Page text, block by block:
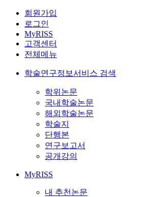
회원가입
로그인
MyRISS
고객센터
전체메뉴
학술연구정보서비스 검색
학위논문
국내학술논문
해외학술논문
학술지
단행본
연구보고서
공개강의
MyRISS
내 추천논문